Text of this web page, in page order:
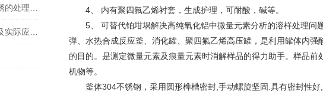
4、 内有聚四氟乙烯衬套，生成护理，可耐酸，碱等。
5、 可替代铂坩埚解决高纯氧化铝中微量元素分析的溶样处理问
弹、水热合成反应釜、消化罐、聚四氟乙烯高压罐，是利用罐体内
的目的。是测定微量元素及痕量元素时消解样品的得力助手。样品
机物等。
釜体304不锈钢，采用圆形榫槽密封,手动螺旋坚固.具有密封性好,